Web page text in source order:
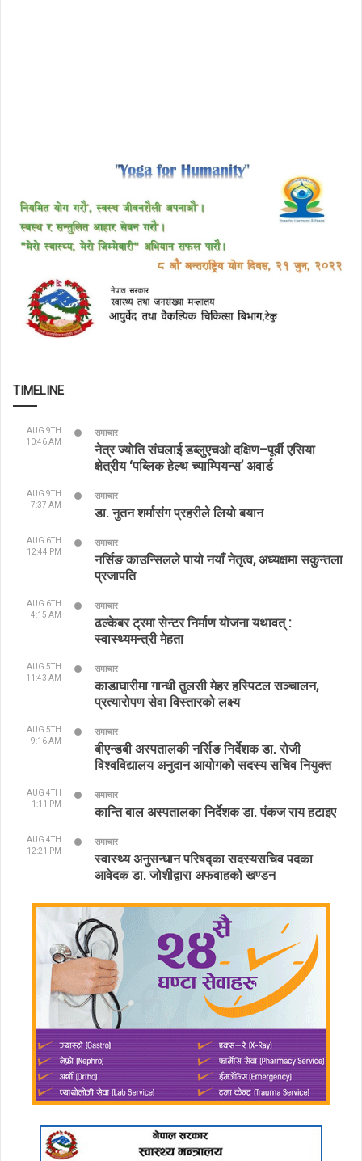
TIMELINE
AUG 9TH
10:46 AM
समाचार
नेत्र ज्योति संघलाई डब्लुएचओ दक्षिण–पूर्वी एसिया
क्षेत्रीय ‘पब्लिक हेल्थ च्याम्पियन्स’ अवार्ड
AUG 9TH
7:37 AM
समाचार
डा. नुतन शर्मासंग प्रहरीले लियो बयान
AUG 6TH
12:44 PM
समाचार
नर्सिङ काउन्सिलले पायो नयाँ नेतृत्व, अध्यक्षमा सकुन्तला
प्रजापति
AUG 6TH
4:15 AM
समाचार
ढल्केबर ट्रमा सेन्टर निर्माण योजना यथावत् :
स्वास्थ्यमन्त्री मेहता
AUG 5TH
11:43 AM
समाचार
काडाघारीमा गान्धी तुलसी मेहर हस्पिटल सञ्चालन,
प्रत्यारोपण सेवा विस्तारको लक्ष्य
AUG 5TH
9:16 AM
समाचार
बीएन्डबी अस्पतालकी नर्सिङ निर्देशक डा. रोजी
विश्वविद्यालय अनुदान आयोगको सदस्य सचिव नियुक्त
AUG 4TH
1:11 PM
समाचार
कान्ति बाल अस्पतालका निर्देशक डा. पंकज राय हटाइए
AUG 4TH
12:21 PM
समाचार
स्वास्थ्य अनुसन्धान परिषद्का सदस्यसचिव पदका
आवेदक डा. जोशीद्वारा अफवाहको खण्डन